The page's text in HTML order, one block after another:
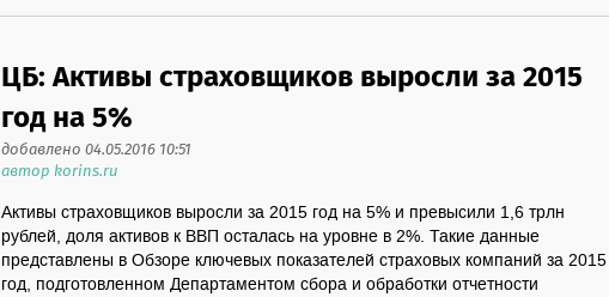
ЦБ: Активы страховщиков выросли за 2015
год на 5%
добавлено 04.05.2016 10:51
автор korins.ru
Активы страховщиков выросли за 2015 год на 5% и превысили 1,6 трлн
рублей, доля активов к ВВП осталась на уровне в 2%. Такие данные
представлены в Обзоре ключевых показателей страховых компаний за 2015
год, подготовленном Департаментом сбора и обработки отчетности